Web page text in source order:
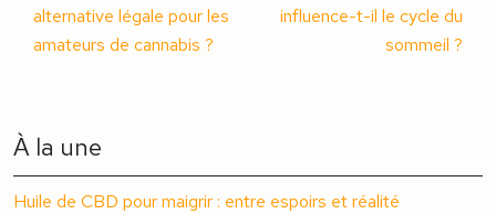
alternative légale pour les
amateurs de cannabis ?
influence-t-il le cycle du
sommeil ?
À la une
Huile de CBD pour maigrir : entre espoirs et réalité